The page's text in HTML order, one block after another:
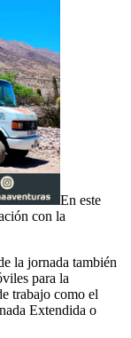
En este
con la
la jornada también
para la
trabajo como el
Extendida o